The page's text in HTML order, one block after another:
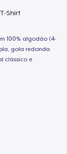
Shirt
100% algodão (4-
gola redonda
clássico e